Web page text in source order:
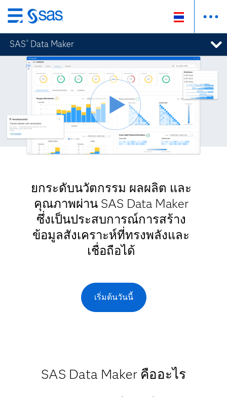
ข้าม
ไป
ที่
เนื้อหา
หลัก
SAS ® Data Maker
ยกระดับนวัตกรรม ผลผลิต และ
คุณภาพผ่าน SAS Data Maker
ซึ่งเป็นประสบการณ์การสร้าง
ข้อมูลสังเคราะห์ที่ทรงพลังและ
เชื่อถือได้
เริ่มต้นวันนี้
SAS Data Maker คืออะไร